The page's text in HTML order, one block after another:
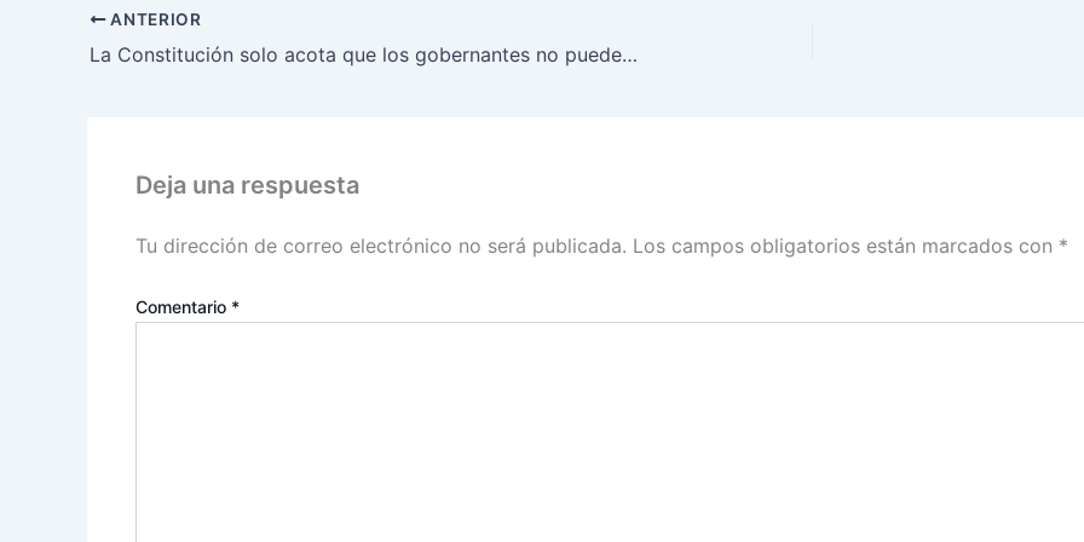
ANTERIOR
La Constitución solo acota que los gobernantes no pueden beneficiar o lesionar a los actores políticos: Murayama en Así Las Cosas
Deja una respuesta
Tu dirección de correo electrónico no será publicada. Los campos obligatorios están marcados con *
Comentario *